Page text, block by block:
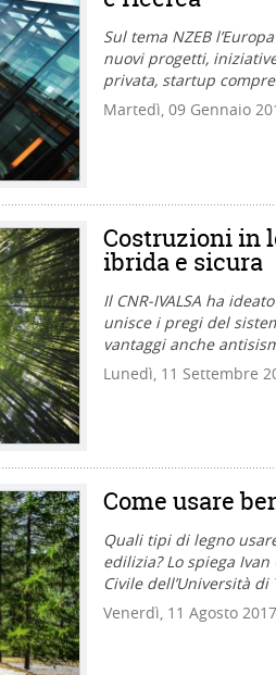
Sul tema NZEB
nuovi progetti,
privata, startup
Martedì, 09 Gennaio
Costruzioni in
ibrida e sicura
Il CNR-IVALSA ha
unisce i pregi del
vantaggi anche
Lunedì, 11 Settembre
Come usare
Quali tipi di legno
edilizia? Lo spiega
Civile dell’Università di
Venerdì, 11 Agosto 2017